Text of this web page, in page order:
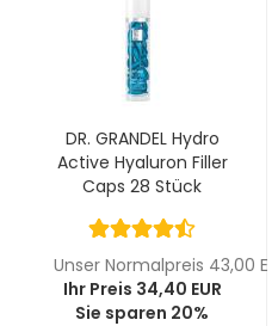
DR. GRANDEL Hydro
Active Hyaluron Filler
Caps 28 Stück
Unser Normalpreis 43,00 EUR
Ihr Preis 34,40 EUR
Sie sparen 20%